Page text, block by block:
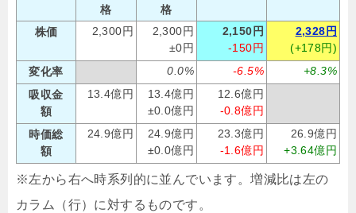
格
格
株価 2,300円
2,300円
±0円
2,150円
-150円
2,328円
(+178円)
変化率
0.0% -6.5%
+8.3%
吸収金
額
13.4億円
13.4億円
±0.0億円
12.6億円
-0.8億円
時価総
額
24.9億円
24.9億円
±0.0億円
23.3億円
-1.6億円
26.9億円
+3.64億円
※左から右へ時系列的に並んでいます。増減比は左の
カラム（行）に対するものです。